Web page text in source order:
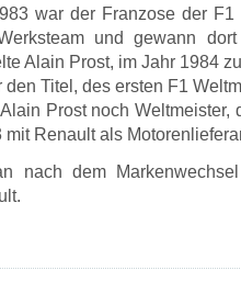
war der Franzose der
und gewann
Alain Prost, im Jahr 1984
den Titel, des ersten F1
Prost noch Weltmeister,
mit Renault als
nach dem